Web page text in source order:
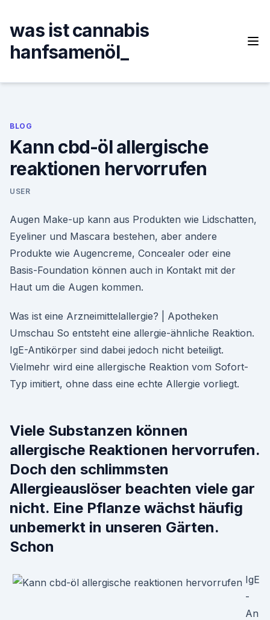
content
was ist cannabis
hanfsamenöl_
BLOG
Kann cbd-öl allergische
reaktionen hervorrufen
USER
Augen Make-up kann aus Produkten wie Lidschatten,
Eyeliner und Mascara bestehen, aber andere
Produkte wie Augencreme, Concealer oder eine
Basis-Foundation können auch in Kontakt mit der
Haut um die Augen kommen.
Was ist eine Arzneimittelallergie? | Apotheken
Umschau So entsteht eine allergie-ähnliche Reaktion.
IgE-Antikörper sind dabei jedoch nicht beteiligt.
Vielmehr wird eine allergische Reaktion vom Sofort-
Typ imitiert, ohne dass eine echte Allergie vorliegt.
Viele Substanzen können
allergische Reaktionen hervorrufen.
Doch den schlimmsten
Allergieauslöser beachten viele gar
nicht. Eine Pflanze wächst häufig
unbemerkt in unseren Gärten.
Schon
IgE
-
An